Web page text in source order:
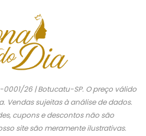
0001/26 | Botucatu-SP. O preço válido
Vendas sujeitas à análise de dados.
cupons e descontos não são
site são meramente ilustrativas.